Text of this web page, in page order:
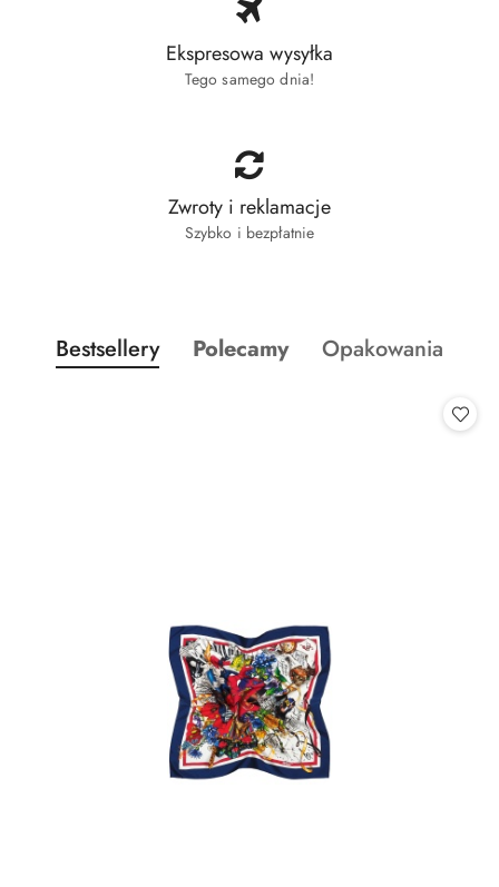
Ekspresowa wysyłka
Tego samego dnia!
Zwroty i reklamacje
Szybko i bezpłatnie
Pomiń karuzelę produktów
Produkty o statusie:
Bestsellery Produkty o statusie:
Polecamy Produkty o
Opakowania